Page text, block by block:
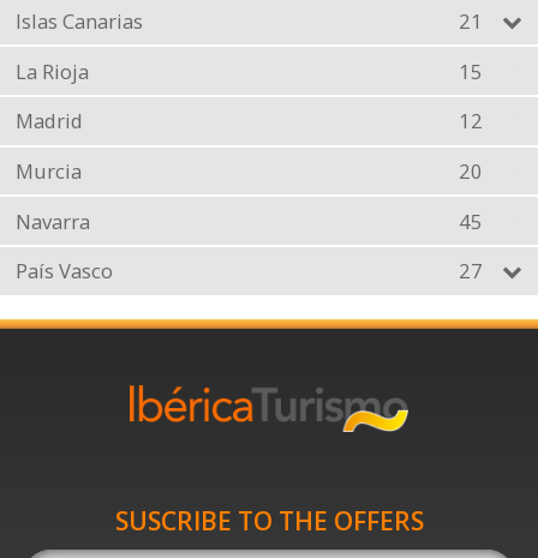
Islas Canarias
21
La Rioja
15
Madrid
12
Murcia
20
Navarra
45
País Vasco
27
SUSCRIBE TO THE OFFERS